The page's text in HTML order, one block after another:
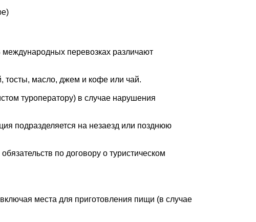
перевозках различают
тосты, масло, джем и кофе или чай.
туроператору) в случае нарушения
подразделяется на незаезд или позднюю
по договору о туристическом
места для приготовления пищи (в случае